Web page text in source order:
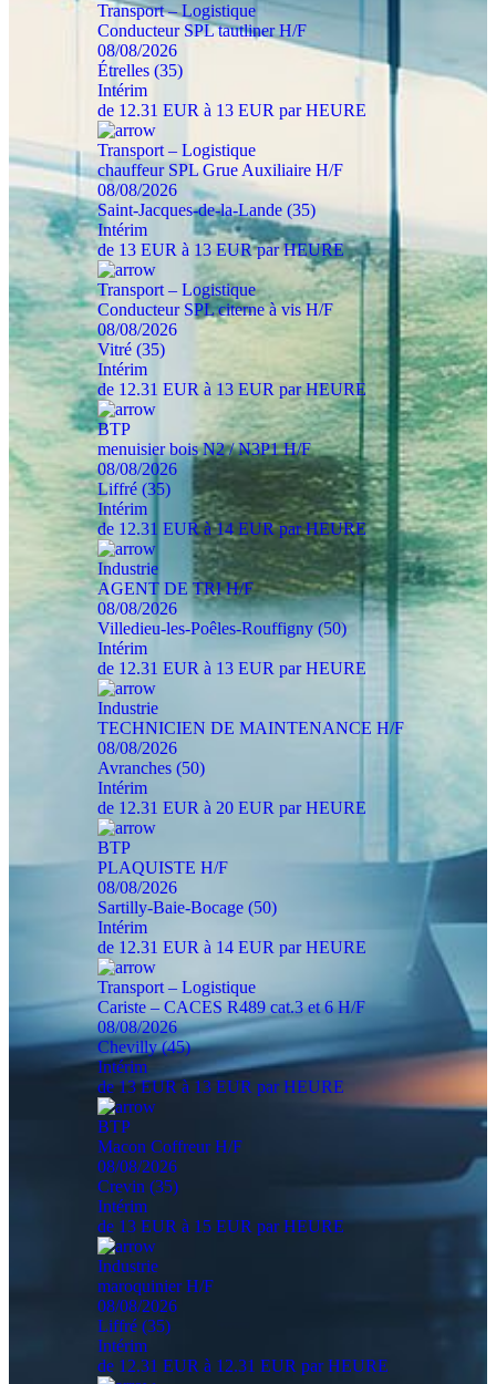
Transport – Logistique
Conducteur SPL tautliner H/F
08/08/2026
Étrelles (35)
Intérim
de 12.31 EUR à 13 EUR par HEURE
Transport – Logistique
chauffeur SPL Grue Auxiliaire H/F
08/08/2026
Saint-Jacques-de-la-Lande (35)
Intérim
de 13 EUR à 13 EUR par HEURE
Transport – Logistique
Conducteur SPL citerne à vis H/F
08/08/2026
Vitré (35)
Intérim
de 12.31 EUR à 13 EUR par HEURE
BTP
menuisier bois N2 / N3P1 H/F
08/08/2026
Liffré (35)
Intérim
de 12.31 EUR à 14 EUR par HEURE
Industrie
AGENT DE TRI H/F
08/08/2026
Villedieu-les-Poêles-Rouffigny (50)
Intérim
de 12.31 EUR à 13 EUR par HEURE
Industrie
TECHNICIEN DE MAINTENANCE H/F
08/08/2026
Avranches (50)
Intérim
de 12.31 EUR à 20 EUR par HEURE
BTP
PLAQUISTE H/F
08/08/2026
Sartilly-Baie-Bocage (50)
Intérim
de 12.31 EUR à 14 EUR par HEURE
Transport – Logistique
Cariste – CACES R489 cat.3 et 6 H/F
08/08/2026
Chevilly (45)
Intérim
de 13 EUR à 13 EUR par HEURE
BTP
Macon Coffreur H/F
08/08/2026
Crevin (35)
Intérim
de 13 EUR à 15 EUR par HEURE
Industrie
maroquinier H/F
08/08/2026
Liffré (35)
Intérim
de 12.31 EUR à 12.31 EUR par HEURE